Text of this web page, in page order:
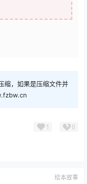
缩，如果是压缩文件并
1 0
绘本故事